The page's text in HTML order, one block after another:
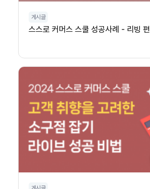
게시글
스스로 커머스 스쿨 성공사례 - 리빙 편